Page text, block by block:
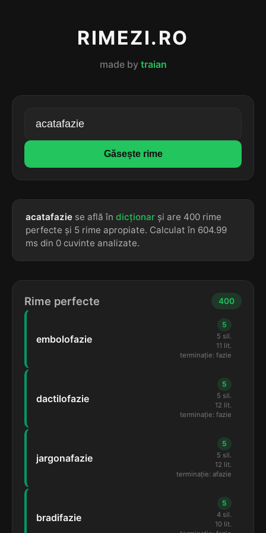
RIMEZI.RO
made by traian
Găsește rime
acatafazie se află în dicționar și are 400 rime
perfecte și 5 rime apropiate. Calculat în 604.99
ms din 0 cuvinte analizate.
Rime perfecte 400
embolofazie
5
5 sil.
11 lit.
terminație: fazie
dactilofazie
5
5 sil.
12 lit.
terminație: fazie
jargonafazie
5
5 sil.
12 lit.
terminație: afazie
bradifazie
5
4 sil.
10 lit.